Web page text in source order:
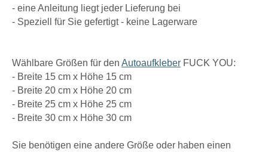
- eine Anleitung liegt jeder Lieferung bei
- Speziell für Sie gefertigt - keine Lagerware
Wählbare Größen für den Autoaufkleber FUCK YOU:
- Breite 15 cm x Höhe 15 cm
- Breite 20 cm x Höhe 20 cm
- Breite 25 cm x Höhe 25 cm
- Breite 30 cm x Höhe 30 cm
Sie benötigen eine andere Größe oder haben einen